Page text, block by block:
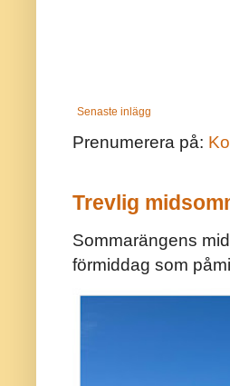
Senaste inlägg
Prenumerera på:
Trevlig
Sommarängens
förmiddag som